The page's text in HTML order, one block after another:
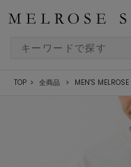
TOP 全商品 MEN'S MELROSE